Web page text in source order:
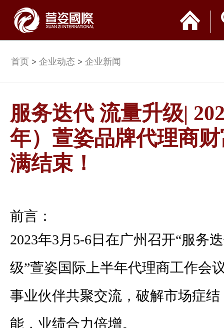
首页 > 企业动态 > 企业新闻
服务迭代 流量升级|
年）萱姿品牌代理商
满结束！
前言：
2023年3月5-6日在广州召开“服务
级”萱姿国际上半年代理商工作会
事业伙伴共聚交流，破解市场症
能，业绩合力倍增。